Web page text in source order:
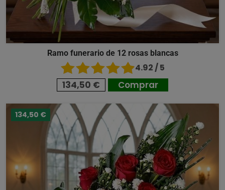
Ramo funerario de 12 rosas blancas
4.92 / 5
134,50 € Comprar
134,50 €